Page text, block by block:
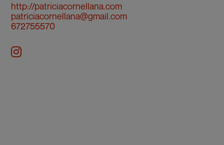
http://patriciacornellana.com
patriciacornellana@gmail.com
672755570